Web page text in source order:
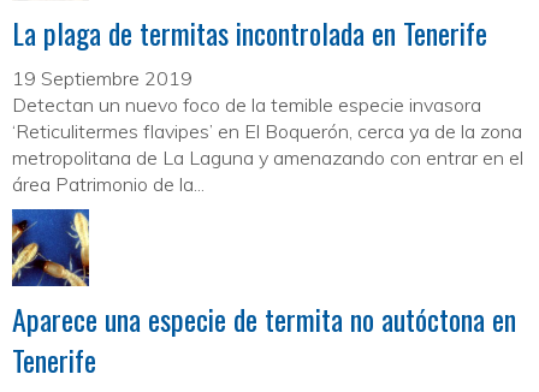
La plaga de termitas incontrolada en Tenerife
19 Septiembre 2019
Detectan un nuevo foco de la temible especie invasora
‘Reticulitermes flavipes’ en El Boquerón, cerca ya de la zona
metropolitana de La Laguna y amenazando con entrar en el
área Patrimonio de la...
Aparece una especie de termita no autóctona en
Tenerife